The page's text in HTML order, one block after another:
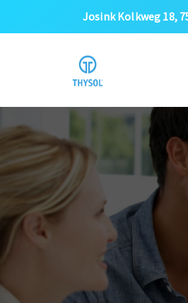
Josink Kolkweg 18,